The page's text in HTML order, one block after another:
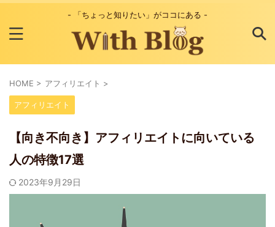
- 「ちょっと知りたい」がココにある -
HOME > アフィリエイト >
アフィリエイト
【向き不向き】アフィリエイトに向いている
人の特徴17選
2023年9月29日